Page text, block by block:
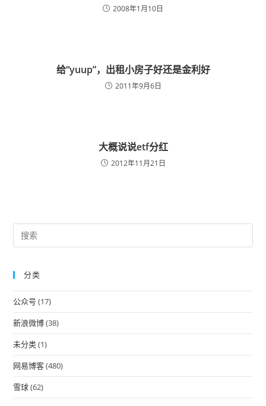
2008年1月10日
给“yuup”，出租小房子好还是金利好
2011年9月6日
大概说说etf分红
2012年11月21日
分类
公众号 (17)
新浪微博(38)
未分类(1)
网易博客(480)
雪球(62)